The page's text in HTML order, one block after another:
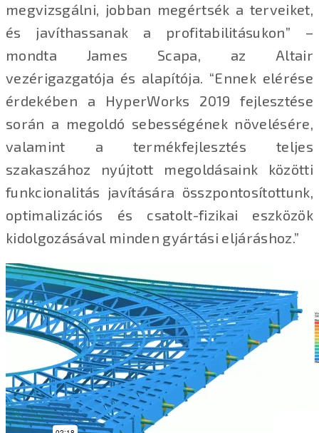
megvizsgálni, jobban megértsék a terveiket,
és javíthassanak a profitabilitásukon” –
mondta James Scapa, az Altair
vezérigazgatója és alapítója. “Ennek elérése
érdekében a HyperWorks 2019 fejlesztése
során a megoldó sebességének növelésére,
valamint a termékfejlesztés teljes
szakaszához nyújtott megoldásaink közötti
funkcionalitás javítására összpontosítottunk,
optimalizációs és csatolt-fizikai eszközök
kidolgozásával minden gyártási eljáráshoz.”